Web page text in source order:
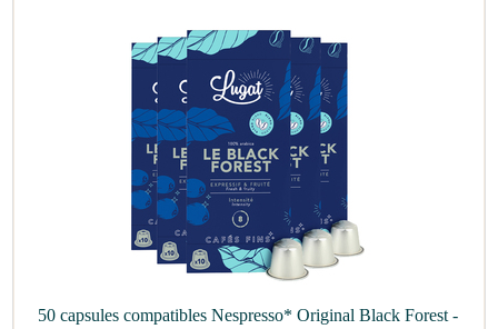
50 capsules compatibles Nespresso* Original Black Forest -